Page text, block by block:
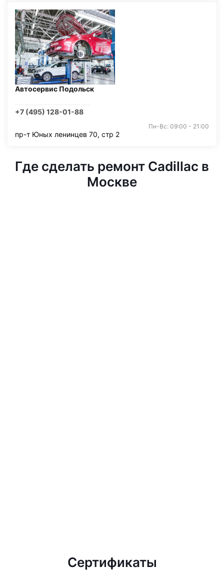
Автосервис Подольск
+7 (495) 128-01-88
Пн-Вс: 09:00 - 21:00
пр-т Юных ленинцев 70, стр 2
Где сделать ремонт Cadillac в
Москве
Сертификаты